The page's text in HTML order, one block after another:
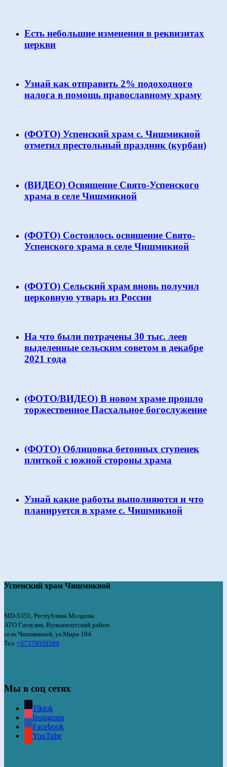
Есть небольшие изменения в реквизитах
церкви
Узнай как отправить 2% подоходного
налога в помощь православному храму
(ФОТО) Успенский храм с. Чишмикиой
отметил престольный праздник (курбан)
(ВИДЕО) Освящение Свято-Успенского
храма в селе Чишмикиой
(ФОТО) Состоялось освящение Свято-
Успенского храма в селе Чишмикиой
(ФОТО) Сельский храм вновь получил
церковную утварь из России
На что были потрачены 30 тыс. леев
выделенные сельским советом в декабре
2021 года
(ФОТО/ВИДЕО) В новом храме прошло
торжественное Пасхальное богослужение
(ФОТО) Облицовка бетонных ступенек
плиткой с южной стороны храма
Узнай какие работы выполняются и что
планируется в храме с. Чишмикиой
Успенский храм Чишмикиой
MD-5351, Республика Молдова
АТО Гагаузия, Вулканештский район
село Чишмикиой, ул.Мира 104
Тел. +37379059389
Мы в соц сетях
Tiktok
Instagram
Facebook
YouTube